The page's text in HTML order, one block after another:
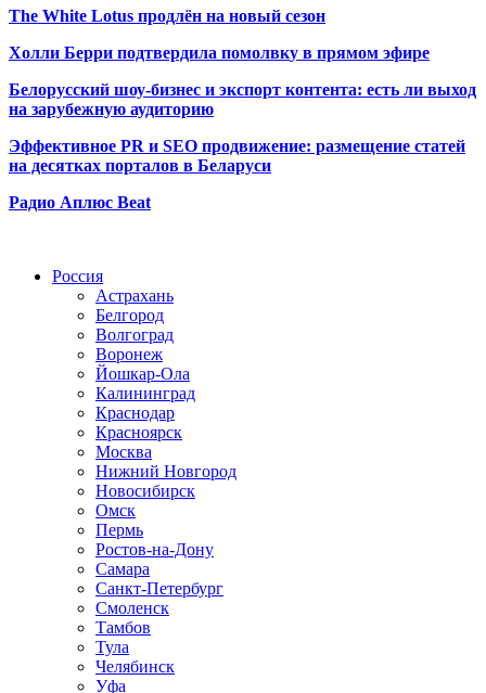
The White Lotus продлён на новый сезон
Холли Берри подтвердила помолвку в прямом эфире
Белорусский шоу-бизнес и экспорт контента: есть ли выход
на зарубежную аудиторию
Эффективное PR и SEO продвижение: размещение статей
на десятках порталов в Беларуси
Радио Аплюс Beat
Россия
Астрахань
Белгород
Волгоград
Воронеж
Йошкар-Ола
Калининград
Краснодар
Красноярск
Москва
Нижний Новгород
Новосибирск
Омск
Пермь
Ростов-на-Дону
Самара
Санкт-Петербург
Смоленск
Тамбов
Тула
Челябинск
Уфа